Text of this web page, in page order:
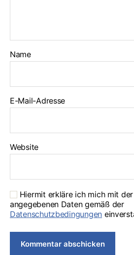
Name
E-Mail-Adresse
Website
Hiermit erkläre ich mich mit
angegebenen Daten gemäß der
Datenschutzbedingungen